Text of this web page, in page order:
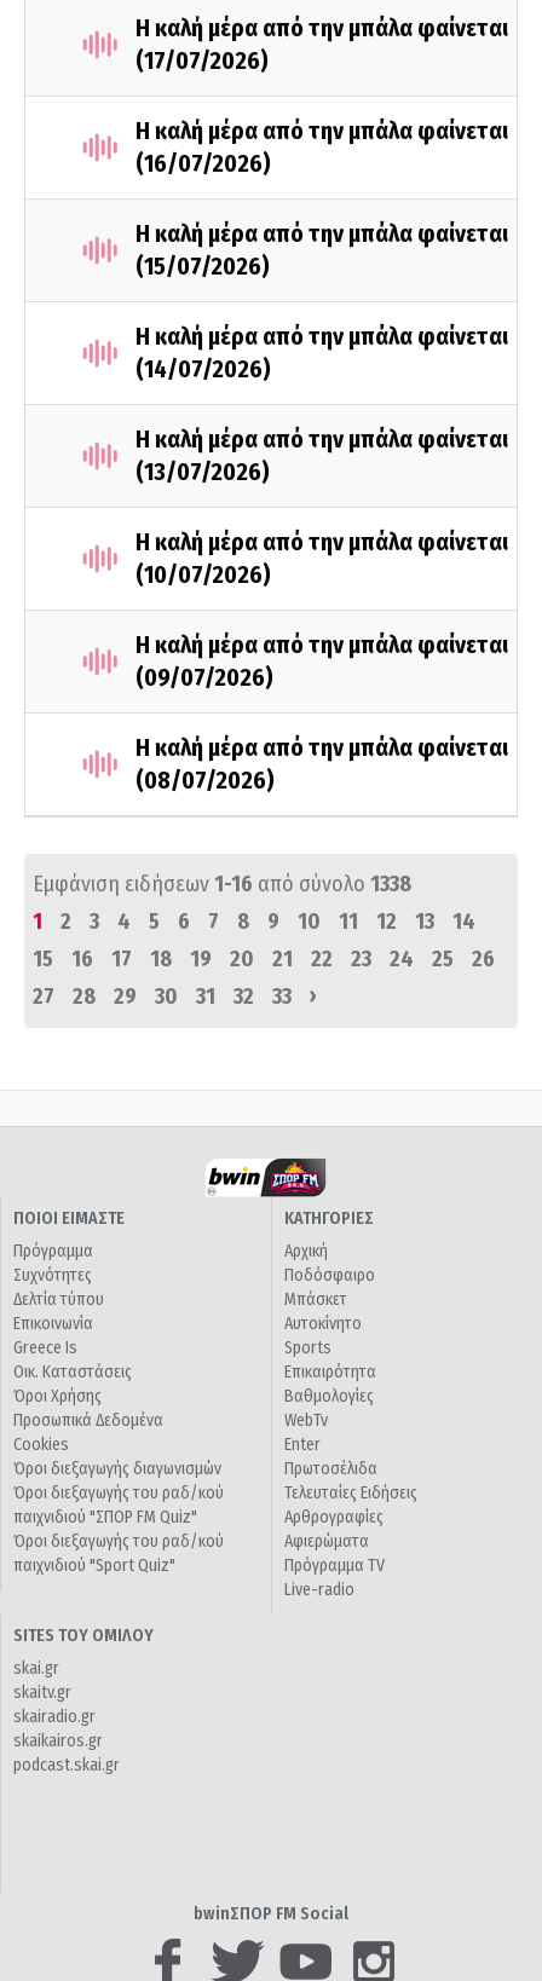
Η καλή μέρα από την μπάλα φαίνεται
(17/07/2026)
Η καλή μέρα από την μπάλα φαίνεται
(16/07/2026)
Η καλή μέρα από την μπάλα φαίνεται
(15/07/2026)
Η καλή μέρα από την μπάλα φαίνεται
(14/07/2026)
Η καλή μέρα από την μπάλα φαίνεται
(13/07/2026)
Η καλή μέρα από την μπάλα φαίνεται
(10/07/2026)
Η καλή μέρα από την μπάλα φαίνεται
(09/07/2026)
Η καλή μέρα από την μπάλα φαίνεται
(08/07/2026)
Εμφάνιση ειδήσεων1-16 από σύνολο 1338
1
2 3 4 5 6 7 8 9 10 11 12 13
14
15
16 17 18 19 20 21 22 23 24 25
26
27
28 29 30 31 32 33 ›
ΠΟΙΟΙ ΕΙΜΑΣΤΕ
Πρόγραμμα
Συχνότητες
Δελτία τύπου
Επικοινωνία
Greece Is
Οικ. Καταστάσεις
Όροι Χρήσης
Προσωπικά Δεδομένα
Cookies
Όροι διεξαγωγής διαγωνισμών
Όροι διεξαγωγής του ραδ/κού
παιχνιδιού "ΣΠΟΡ FM Quiz"
Όροι διεξαγωγής του ραδ/κού
παιχνιδιού "Sport Quiz"
ΚΑΤΗΓΟΡΙΕΣ
Αρχική
Ποδόσφαιρο
Μπάσκετ
Αυτοκίνητο
Sports
Επικαιρότητα
Βαθμολογίες
WebTv
Enter
Πρωτοσέλιδα
Τελευταίες Ειδήσεις
Αρθρογραφίες
Αφιερώματα
Πρόγραμμα TV
Live-radio
SITES ΤΟΥ ΟΜΙΛΟΥ
skai.gr
skaitv.gr
skairadio.gr
skaikairos.gr
podcast.skai.gr
bwinΣΠΟΡ FM Social